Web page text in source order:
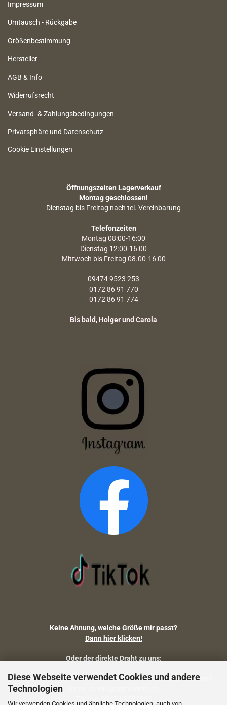
Diese Webseite verwendet Cookies und andere
Technologien
Wir verwenden Cookies und ähnliche Technologien, auch von
Impressum
Umtausch - Rückgabe
Größenbestimmung
Hersteller
AGB & Info
Widerrufsrecht
Versand- & Zahlungsbedingungen
Privatsphäre und Datenschutz
Cookie Einstellungen
Öffnungszeiten Lagerverkauf
Montag geschlossen!
Dienstag bis Freitag nach tel. Vereinbarung
Telefonzeiten
Montag 08:00-16:00
Dienstag 12:00-16:00
Mittwoch bis Freitag 08.00-16:00
09474 9523 253
0172 86 91 770
0172 86 91 774
Bis bald, Holger und Carola
Keine Ahnung, welche Größe mir passt?
Dann hier klicken!
Oder der direkte Draht zu uns:
Fragen zu Artikelmaßen, Warenbestand, Lieferstatus, Versand?